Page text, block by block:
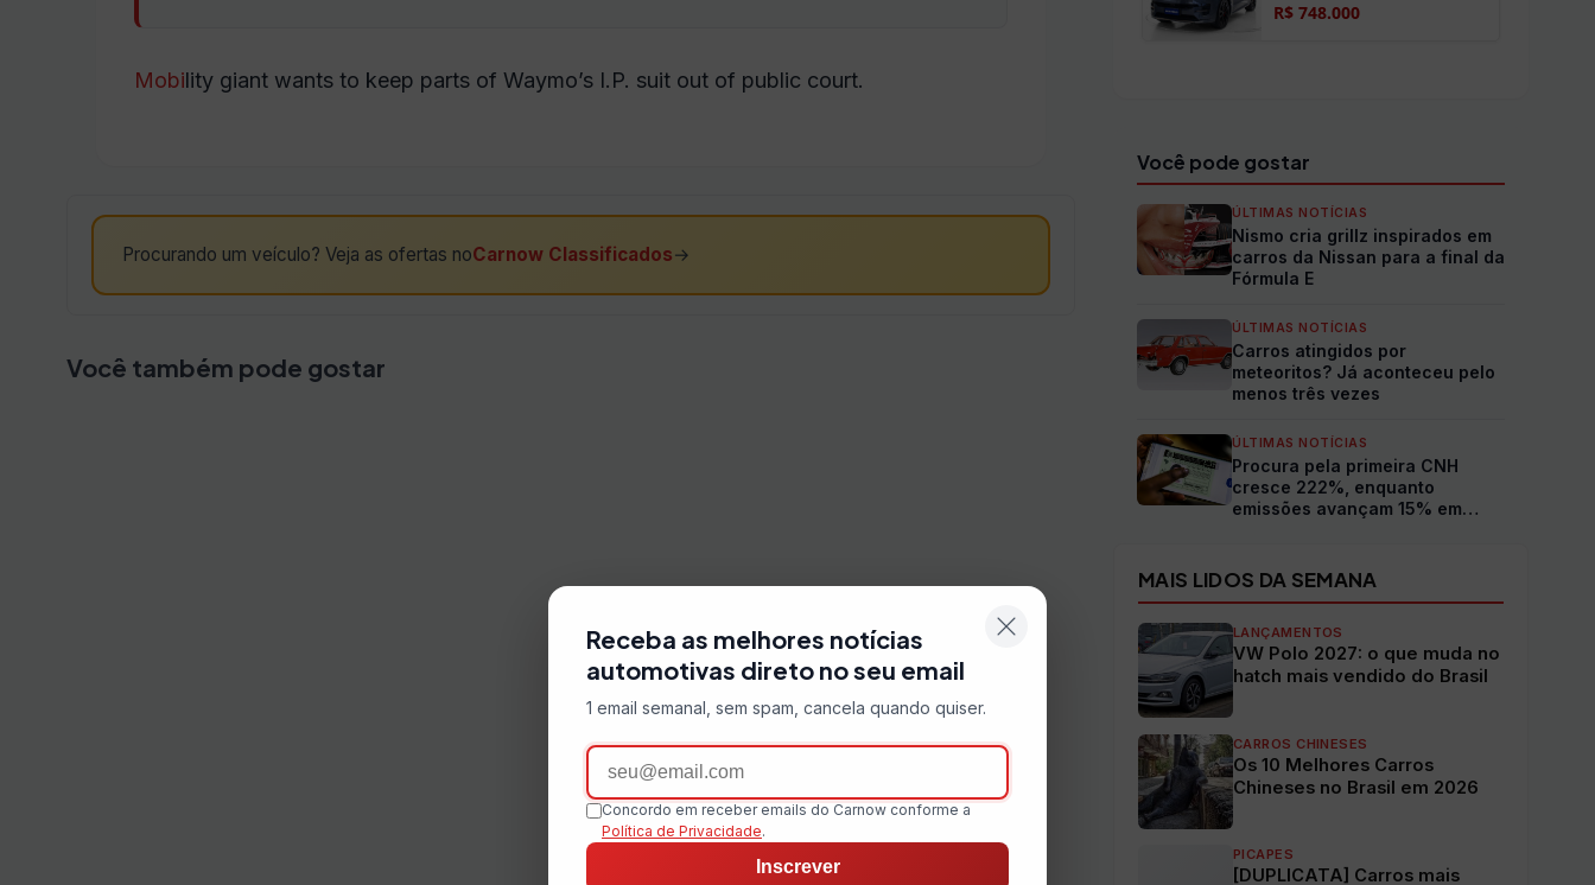
Mobility giant wants to keep parts of Waymo’s I.P. suit out of public court.
Procurando um veículo? Veja as ofertas noCarnow Classificados→
Você também pode gostar
R$ 748.000
Você pode gostar
ÚLTIMAS NOTÍCIAS
Nismo cria grillz inspirados em
carros da Nissan para a final da
Fórmula E
ÚLTIMAS NOTÍCIAS
Carros atingidos por
meteoritos? Já aconteceu pelo
menos três vezes
ÚLTIMAS NOTÍCIAS
Procura pela primeira CNH
cresce 222%, enquanto
emissões avançam 15% em
MAIS LIDOS DA SEMANA
LANÇAMENTOS
VW Polo 2027: o que muda no
hatch mais vendido do Brasil
CARROS CHINESES
Os 10 Melhores Carros
Chineses no Brasil em 2026
PICAPES
[DUPLICATA] Carros mais
Receba as melhores notícias
automotivas direto no seu email
1 email semanal, sem spam, cancela quando quiser.
Email
Concordo em receber emails do Carnow conforme a
Política de Privacidade.
Inscrever